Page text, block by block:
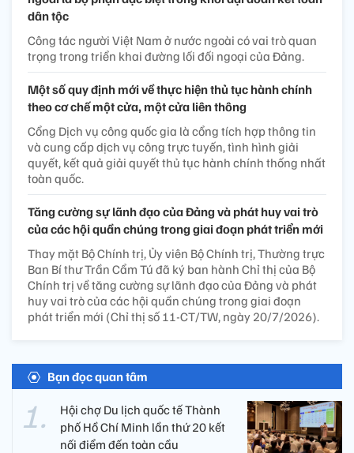
dân tộc
Công tác người Việt Nam ở nước ngoài có vai trò quan
trọng trong triển khai đường lối đối ngoại của Đảng.
Một số quy định mới về thực hiện thủ tục hành chính
theo cơ chế một cửa, một cửa liên thông
Cổng Dịch vụ công quốc gia là cổng tích hợp thông tin
và cung cấp dịch vụ công trực tuyến, tình hình giải
quyết, kết quả giải quyết thủ tục hành chính thống nhất
toàn quốc.
Tăng cường sự lãnh đạo của Đảng và phát huy vai trò
của các hội quần chúng trong giai đoạn phát triển mới
Thay mặt Bộ Chính trị, Ủy viên Bộ Chính trị, Thường trực
Ban Bí thư Trần Cẩm Tú đã ký ban hành Chỉ thị của Bộ
Chính trị về tăng cường sự lãnh đạo của Đảng và phát
huy vai trò của các hội quần chúng trong giai đoạn
phát triển mới (Chỉ thị số 11-CT/TW, ngày 20/7/2026).
Bạn đọc quan tâm
Hội chợ Du lịch quốc tế Thành
phố Hồ Chí Minh lần thứ 20 kết
nối điểm đến toàn cầu